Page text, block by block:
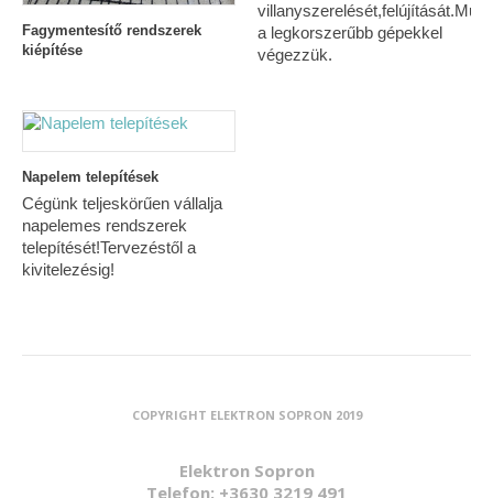
Fagymentesítő rendszerek
kiépítése
a legkorszerűbb gépekkel
végezzük.
Napelem telepítések
Cégünk teljeskörűen vállalja
napelemes rendszerek
telepítését!Tervezéstől a
kivitelezésig!
COPYRIGHT ELEKTRON SOPRON 2019
Elektron Sopron
Telefon: +3630 3219 491